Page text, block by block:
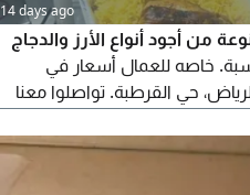
14 days ago
من أجود أنواع الأرز والدجاج
خاصه للعمال أسعار في
حي القرطبة. تواصلوا معنا